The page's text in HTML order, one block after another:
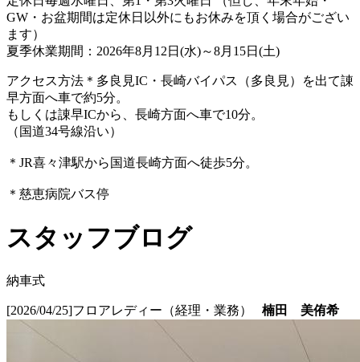
GW・お盆期間は定休日以外にもお休みを頂く場合がござい
ます）
夏季休業期間：2026年8月12日(水)～8月15日(土)
アクセス方法 ＊多良見IC・長崎バイパス（多良見）を出て諌
早方面へ車で約5分。
もしくは諌早ICから、長崎方面へ車で10分。
（国道34号線沿い）
＊JR喜々津駅から国道長崎方面へ徒歩5分。
＊慈恵病院バス停
スタッフブログ
納車式
[2026/04/25]フロアレディー（経理・業務） 楠田 美侑希